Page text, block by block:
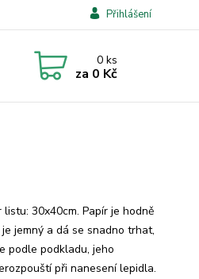
Přihlášení
0ks
za 0 Kč
30x40cm. Papír je hodně
jemný a dá se snadno trhat,
podle podkladu, jeho
při nanesení lepidla.